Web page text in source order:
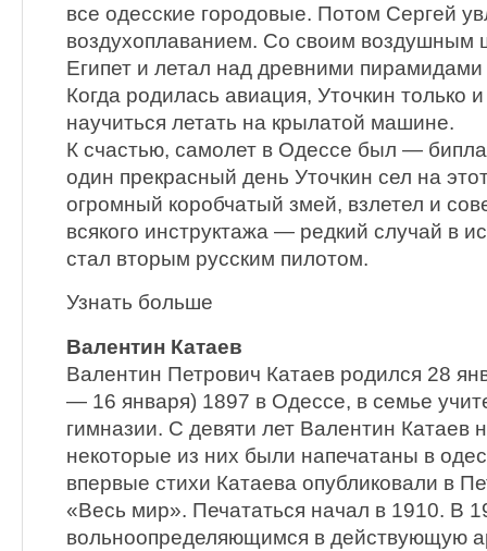
все одесские городовые. Потом Сергей
воздухоплаванием. Со своим воздушным
Египет и летал над древними
Когда родилась авиация, Уточкин только
научиться летать на крылатой машине.
К счастью, самолет в Одессе был —
один прекрасный день Уточкин сел на
огромный коробчатый змей, взлетел и
всякого инструктажа — редкий случай в
стал вторым русским пилотом.
Узнать больше
Валентин Катаев
Валентин Петрович Катаев родился 28
— 16 января) 1897 в Одессе, в семье
гимназии. С девяти лет Валентин Катаев
некоторые из них были напечатаны в
впервые стихи Катаева опубликовали в
«Весь мир». Печататься начал в 1910. В
вольноопределяющимся в действующую